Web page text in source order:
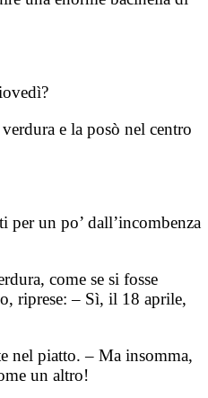
e la posò nel centro
per un po’ dall’incombenza
come se si fosse
riprese: – Sì, il 18 aprile,
nel piatto. – Ma insomma,
un altro!